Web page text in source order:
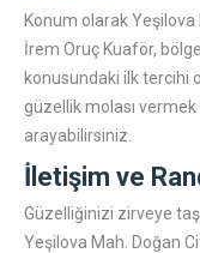
Konum olarak Yeşilova
İrem Oruç Kuaför,
konusundaki ilk tercihi
güzellik molası
arayabilirsiniz.
İletişim ve
Güzelliğinizi zirveye
Yeşilova Mah. Doğan